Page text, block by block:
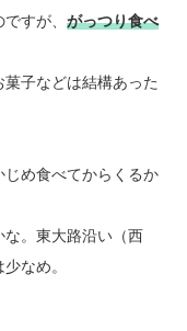
すが、 がっつり食べ
子などは結構あった
め食べてからくるか
。東大路沿い（西
なめ。